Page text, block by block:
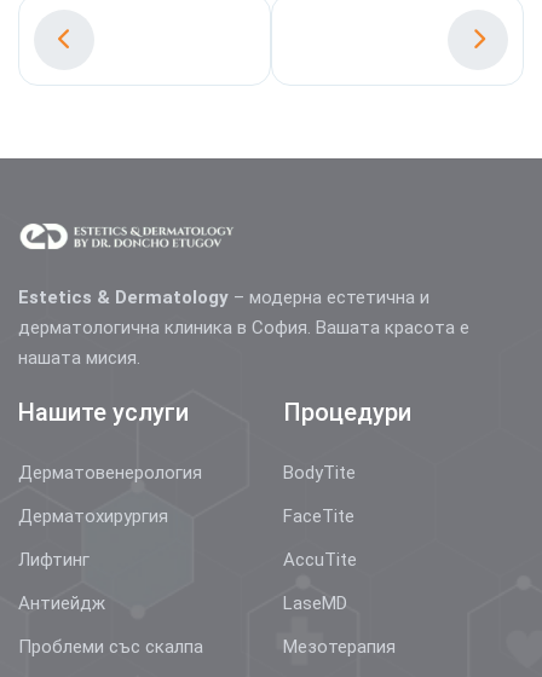
Estetics & Dermatology – модерна естетична и
дерматологична клиника в София. Вашата красота е
нашата мисия.
Нашите услуги
Дерматовенерология
Дерматохирургия
Лифтинг
Антиейдж
Проблеми със скалпа
Процедури
BodyTite
FaceTite
AccuTite
LaseMD
Мезотерапия